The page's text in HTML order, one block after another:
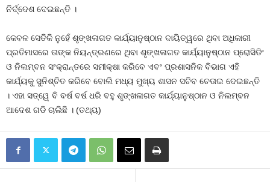
ନିର୍ଦ୍ଦେଶ ଦେଇଛନ୍ତି ।
କେବଳ ସେତିକି ନୁହେଁ ଶୃଙ୍ଖଳାଗତ କାର୍ଯ୍ୟାନୁଷ୍ଠାନ ଦାୟିତ୍ୱରେ ଥିବା ଅଧିକାରୀ
ପ୍ରତିମାସରେ ତାଙ୍କ ନିୟନ୍ତ୍ରଣରେ ଥିବା ଶୃଙ୍ଖଳାଗତ କାର୍ଯ୍ୟାନୁଷ୍ଠାନ ପ୍ରୋସିଡିଂ
ଓ ନିଲମ୍ବନ ସଂକ୍ରାନ୍ତରେ ସମୀକ୍ଷା କରିବେ ଏବଂ ପ୍ରଶାସନିକ ବିଭାଗ ଏହି
କାର୍ଯ୍ୟକୁ ସୁନିଶ୍ଚିତ କରିବେ ବୋଲି ମଧ୍ୟ ମୁଖ୍ୟ ଶାସନ ସଚିବ ଚେତାଇ ଦେଇଛନ୍ତି
। ଏହା ସତ୍ୱେ ବି ବର୍ଷ ବର୍ଷ ଧରି ବହୁ ଶୃଙ୍ଖଳାଗତ କାର୍ଯ୍ୟାନୁଷ୍ଠାନ ଓ ନିଲମ୍ବନ
ଆଦେଶ ଗଡି ଚାଲିଛି । (ତଥ୍ୟ)